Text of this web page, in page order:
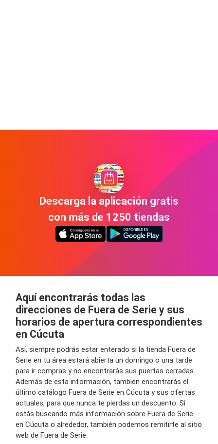
Descarga la aplicación gratis
con más de 1250 tiendas
Aquí encontrarás todas las
direcciones de Fuera de Serie y sus
horarios de apertura correspondientes
en Cúcuta
Así, siempre podrás estar enterado si la tienda Fuera de
Serie en tu área estará abierta un domingo o una tarde
para ir compras y no encontrarás sus puertas cerradas.
Además de esta información, también encontrarás el
último catálogo Fuera de Serie en Cúcuta y sus ofertas
actuales, para que nunca te pierdas un descuento. Si
estás buscando más información sobre Fuera de Serie
en Cúcuta o alrededor, también podemos remitirte al sitio
web de Fuera de Serie.